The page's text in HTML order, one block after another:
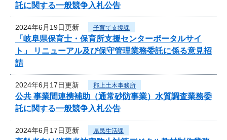
託に関する一般競争入札公告
2024年6月19日更新 子育て支援課
「岐阜県保育士・保育所支援センターポータルサイ
ト」 リニューアル及び保守管理業務委託に係る意見招
請
2024年6月17日更新 郡上土木事務所
公共 事業間連携補助（通常砂防事業）水質調査業務委
託に関する一般競争入札公告
2024年6月17日更新 県民生活課